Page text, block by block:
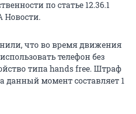
по статье 12.36.1
Новости.
что во время движения
телефон без
типа hands free. Штраф
данный момент составляет 1